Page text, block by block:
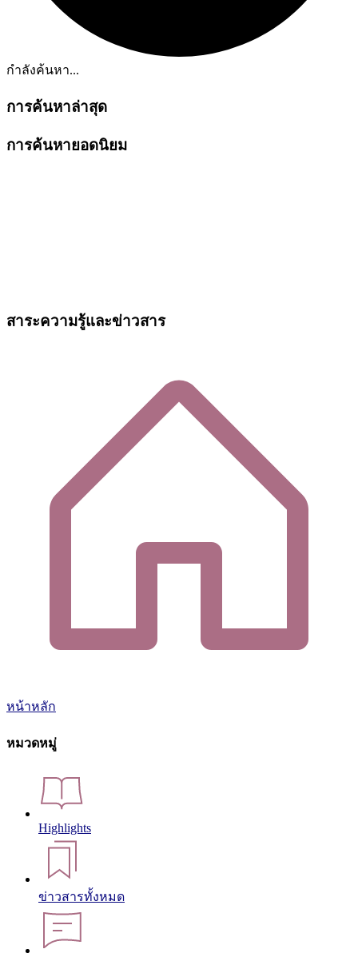
กำลังค้นหา...
การค้นหาล่าสุด
การค้นหายอดนิยม
สาระความรู้และข่าวสาร
หน้าหลัก
หมวดหมู่
Highlights
ข่าวสารทั้งหมด